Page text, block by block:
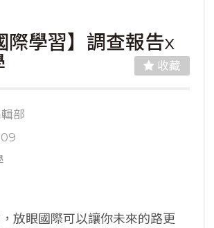
際學習】調查報告x
收藏
部
放眼國際可以讓你未來的路更